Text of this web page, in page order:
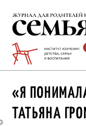
содержимому
«Я
ТАТЬЯНА